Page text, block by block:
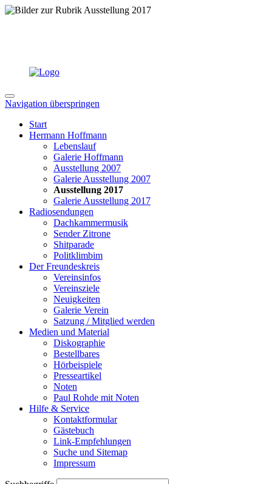
Navigation überspringen
Start
Hermann Hoffmann
Lebenslauf
Galerie Hoffmann
Ausstellung 2007
Galerie Ausstellung 2007
Ausstellung 2017
Galerie Ausstellung 2017
Radiosendungen
Dachkammermusik
Sender Zitrone
Shitparade
Politklimbim
Der Freundeskreis
Vereinsinfos
Vereinsziele
Neuigkeiten
Galerie Verein
Satzung / Mitglied werden
Medien und Material
Diskographie
Bestellbares
Hörbeispiele
Presseartikel
Noten
Paul Rohde mit Noten
Hilfe & Service
Kontaktformular
Gästebuch
Link-Empfehlungen
Suche und Sitemap
Impressum